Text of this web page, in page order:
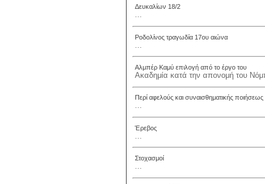
Δευκαλίων 18/2
...
Ροδολίνος τραγωδία 17ου αιώνα
Αλμπέρ Καμύ επιλογή από το έργο του
Ακαδημία κατά την απονομή του
Περί αφελούς και συναισθηματικής ποιήσεως
...
Έρεβος
Στοχασμοί